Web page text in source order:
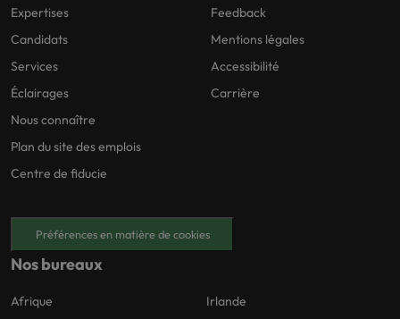
Expertises
Candidats
Services
Éclairages
Nous connaître
Plan du site des emplois
Centre de fiducie
Feedback
Mentions légales
Accessibilité
Carrière
Préférences en matière de cookies
Nos bureaux
Afrique
Irlande